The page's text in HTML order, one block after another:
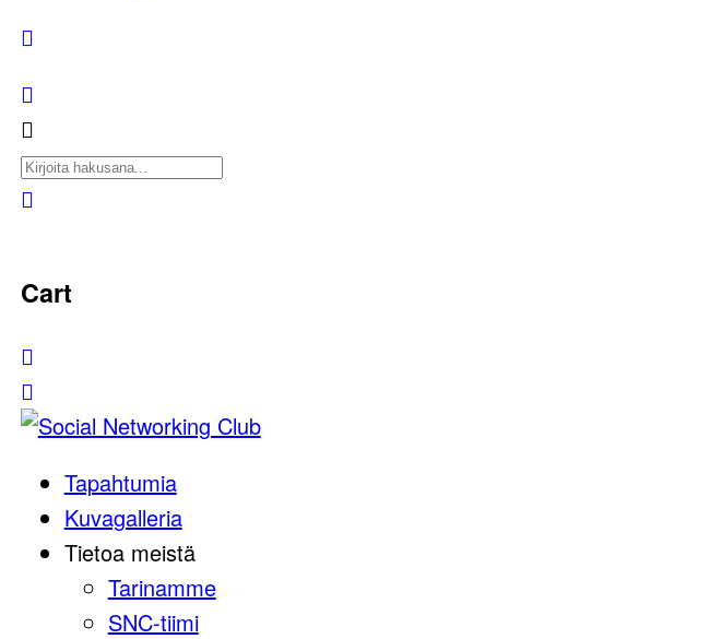
Cart
Tapahtumia
Kuvagalleria
Tietoa meistä
Tarinamme
SNC-tiimi